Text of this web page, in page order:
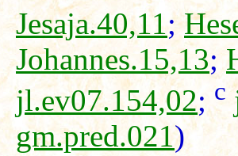
Jesaja.40,11;
Johannes.15,13;
jl.ev07.154,02;c
gm.pred.021)